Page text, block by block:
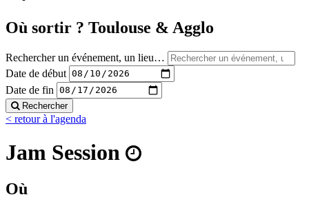
Où sortir ? Toulouse & Agglo
Rechercher un événement, un lieu…
Date de début
Date de fin
Rechercher
< retour à l'agenda
Jam Session
Où